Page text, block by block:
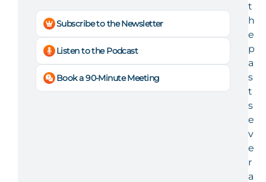
Subscribe to the Newsletter
Listen to the Podcast
Book a 90-Minute Meeting
t
h
e
p
a
s
t
s
e
v
e
r
a